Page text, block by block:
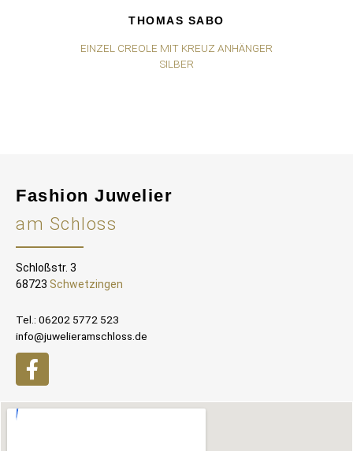
THOMAS SABO
EINZEL CREOLE MIT KREUZ ANHÄNGER
SILBER
Fashion Juwelier
am Schloss
Schloßstr. 3
68723 Schwetzingen
Tel.: 06202 5772 523
info@juwelieramschloss.de